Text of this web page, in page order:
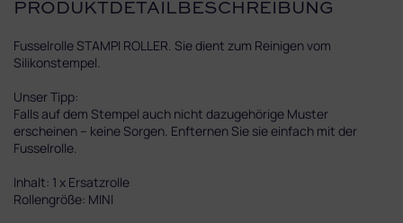
PRODUKTDETAILBESCHREIBUNG
Fusselrolle STAMPI ROLLER. Sie dient zum Reinigen vom
Silikonstempel.
Unser Tipp:
Falls auf dem Stempel auch nicht dazugehörige Muster
erscheinen – keine Sorgen. Enfternen Sie sie einfach mit der
Fusselrolle.
Inhalt: 1 x Ersatzrolle
Rollengröße: MINI